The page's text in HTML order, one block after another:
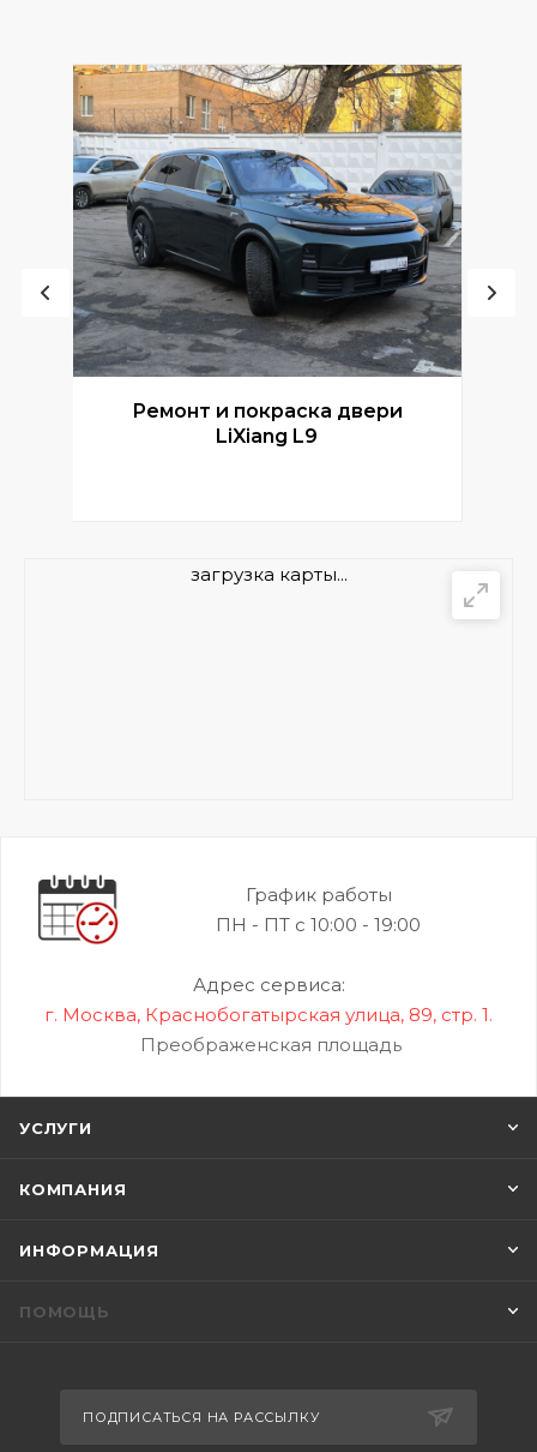
Ремонт и покраска двери
LiXiang L9
загрузка карты...
График работы
ПН - ПТ с 10:00 - 19:00
Адрес сервиса:
г. Москва, Краснобогатырская улица, 89, стр. 1.
Преображенская площадь
УСЛУГИ
КОМПАНИЯ
ИНФОРМАЦИЯ
ПОМОЩЬ
ПОДПИСАТЬСЯ НА РАССЫЛКУ